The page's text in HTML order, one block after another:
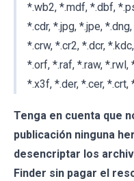
*.wb2, *.mdf, *.dbf,
*.cdr, *.jpg, *.jpe,
*.crw, *.cr2, *.dcr,
*.orf, *.raf, *.raw, *.rwl,
*.x3f, *.der, *.cer,
Tenga en cuenta que
publicación ninguna
desencriptar los
Finder sin pagar el